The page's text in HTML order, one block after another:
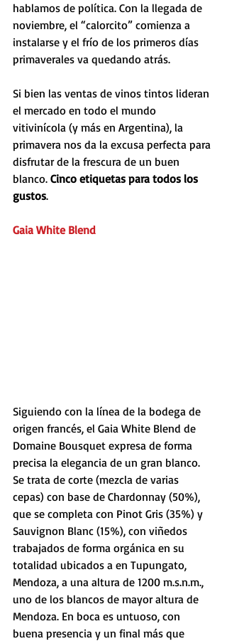
hablamos de política. Con la llegada de
noviembre, el “calorcito” comienza a
instalarse y el frío de los primeros días
primaverales va quedando atrás.
Si bien las ventas de vinos tintos lideran
el mercado en todo el mundo
vitivinícola (y más en Argentina), la
primavera nos da la excusa perfecta para
disfrutar de la frescura de un buen
blanco. Cinco etiquetas para todos los
gustos.
Gaia White Blend
Siguiendo con la línea de la bodega de
origen francés, el Gaia White Blend de
Domaine Bousquet expresa de forma
precisa la elegancia de un gran blanco.
Se trata de corte (mezcla de varias
cepas) con base de Chardonnay (50%),
que se completa con Pinot Gris (35%) y
Sauvignon Blanc (15%), con viñedos
trabajados de forma orgánica en su
totalidad ubicados a en Tupungato,
Mendoza, a una altura de 1200 m.s.n.m.,
uno de los blancos de mayor altura de
Mendoza. En boca es untuoso, con
buena presencia y un final más que